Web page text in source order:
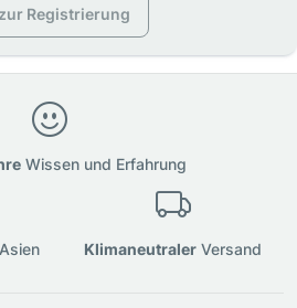
zur Registrierung
Wissen und Erfahrung
Klimaneutraler Versand